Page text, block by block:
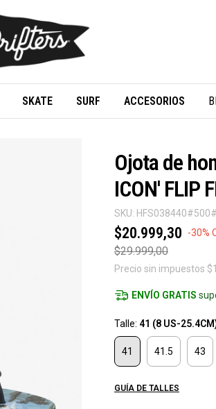
SKATE SURF ACCESORIOS
Ojota de
ICON' FLIP
SKU:
$20.999,30 -30%
$29.999,00
Precio sin impuestos
ENVÍO GRATIS
Talle: 41 (8 US-
41 41.5 43
GUÍA DE TALLES